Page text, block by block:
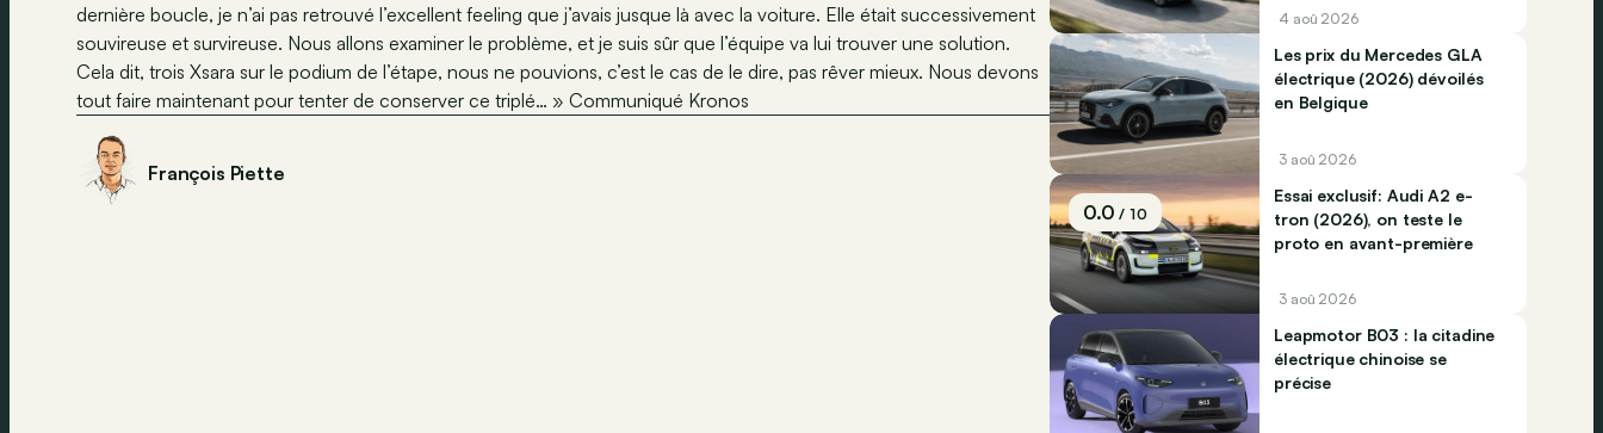
dernière boucle, je n’ai pas retrouvé l’excellent feeling que j’avais jusque là avec la voiture. Elle était successivement
souvireuse et survireuse. Nous allons examiner le problème, et je suis sûr que l’équipe va lui trouver une solution.
Cela dit, trois Xsara sur le podium de l’étape, nous ne pouvions, c’est le cas de le dire, pas rêver mieux. Nous devons
tout faire maintenant pour tenter de conserver ce triplé… » Communiqué Kronos
François Piette
4 aoû 2026
Les prix du Mercedes GLA
électrique (2026) dévoilés
en Belgique
3 aoû 2026
0.0/ 10
Essai exclusif: Audi A2 e-
tron (2026), on teste le
proto en avant-première
3 aoû 2026
Leapmotor B03 : la citadine
électrique chinoise se
précise